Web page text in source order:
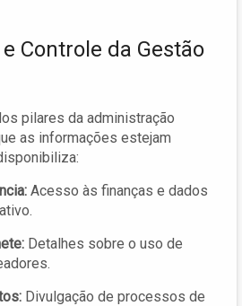
Controle da Gestão
pilares da administração
as informações estejam
Acesso às finanças e dados
Detalhes sobre o uso de
Divulgação de processos de